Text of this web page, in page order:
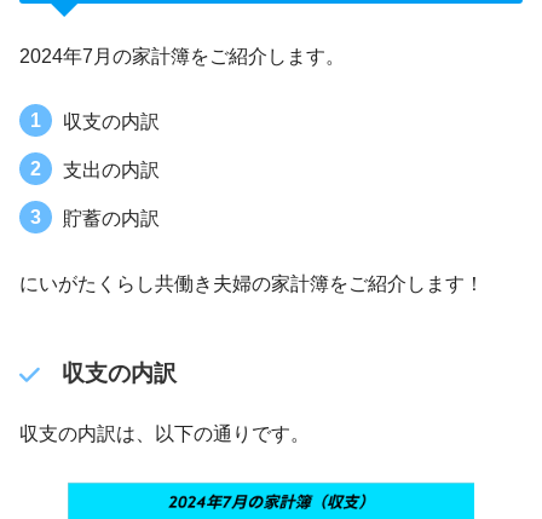
2024年7月の家計簿をご紹介します。
収支の内訳
支出の内訳
貯蓄の内訳
にいがたくらし共働き夫婦の家計簿をご紹介します！
収支の内訳
収支の内訳は、以下の通りです。